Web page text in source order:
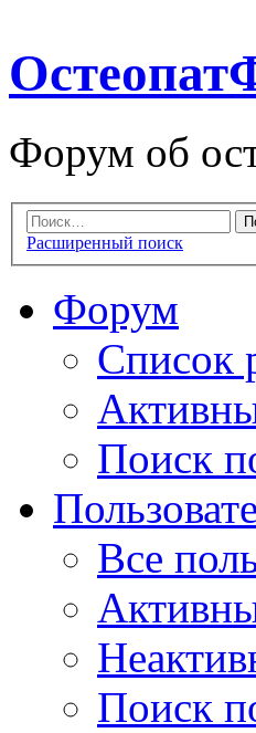
Форум об
Расширенный поиск
Форум
Список
Поиск
Все
Поиск